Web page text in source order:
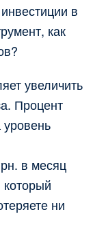
в
как
увеличить
Процент
уровень
в месяц
который
ни